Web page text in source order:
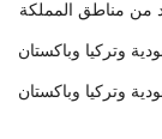
وتركيا وباكستان
وتركيا وباكستان